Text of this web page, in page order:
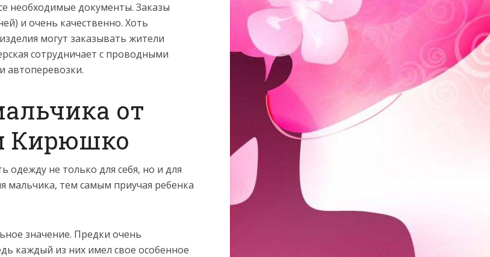
необходимые документы. Заказы
и очень качественно. Хоть
могут заказывать жители
сотрудничает с проводными
автоперевозки.
от
Кирюшко
одежду не только для себя, но и для
мальчика, тем самым приучая ребенка
значение. Предки очень
каждый из них имел свое особенное